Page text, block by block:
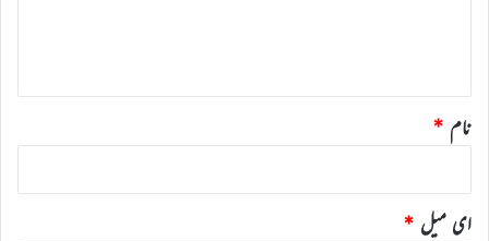
نام *
ای میل *